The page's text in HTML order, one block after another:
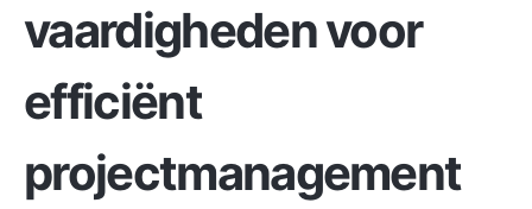
vaardigheden voor
efficiënt
projectmanagement